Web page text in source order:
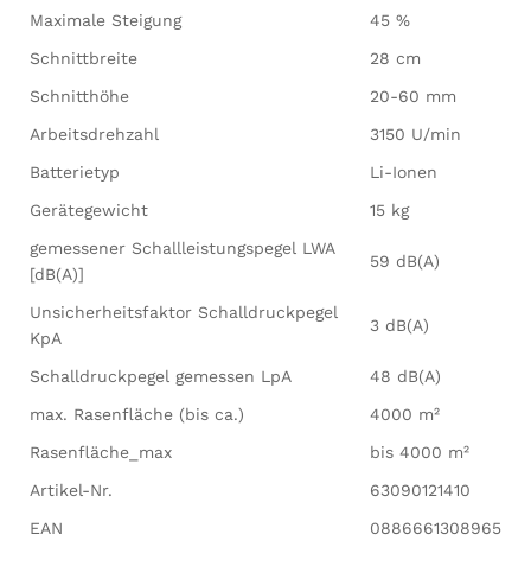
Maximale Steigung
45 %
Schnittbreite
28 cm
Schnitthöhe
20-60 mm
Arbeitsdrehzahl
3150 U/min
Batterietyp
Li-Ionen
Gerätegewicht
15 kg
gemessener Schallleistungspegel LWA
[dB(A)]
59 dB(A)
Unsicherheitsfaktor Schalldruckpegel
KpA
3 dB(A)
Schalldruckpegel gemessen LpA
48 dB(A)
max. Rasenfläche (bis ca.)
4000 m²
Rasenfläche_max
bis 4000 m²
Artikel-Nr.
63090121410
EAN
0886661308965